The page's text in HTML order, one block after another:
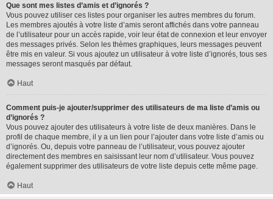
Que sont mes listes d’amis et d’ignorés ?
Vous pouvez utiliser ces listes pour organiser les autres membres du forum.
Les membres ajoutés à votre liste d’amis seront affichés dans votre panneau
de l’utilisateur pour un accès rapide, voir leur état de connexion et leur envoyer
des messages privés. Selon les thèmes graphiques, leurs messages peuvent
être mis en valeur. Si vous ajoutez un utilisateur à votre liste d’ignorés, tous ses
messages seront masqués par défaut.
Haut
Comment puis-je ajouter/supprimer des utilisateurs de ma liste d’amis ou
d’ignorés ?
Vous pouvez ajouter des utilisateurs à votre liste de deux manières. Dans le
profil de chaque membre, il y a un lien pour l’ajouter dans votre liste d’amis ou
d’ignorés. Ou, depuis votre panneau de l’utilisateur, vous pouvez ajouter
directement des membres en saisissant leur nom d’utilisateur. Vous pouvez
également supprimer des utilisateurs de votre liste depuis cette même page.
Haut